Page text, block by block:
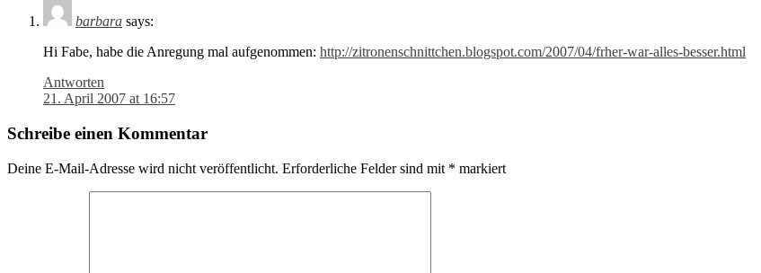
barbara says:
Hi Fabe, habe die Anregung mal aufgenommen: http://zitronenschnittchen.blogspot.com/2007/04/frher-war-alles-besser.html
Antworten
21. April 2007 at 16:57
Schreibe einen Kommentar
Deine E-Mail-Adresse wird nicht veröffentlicht. Erforderliche Felder sind mit * markiert